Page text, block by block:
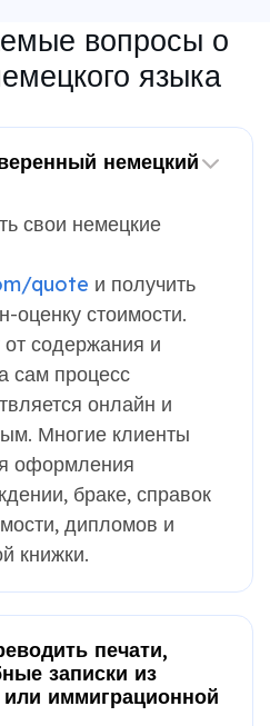
вопросы о
языка
немецкий
свои немецкие
quote и получить
оценку стоимости.
от содержания и
сам процесс
онлайн и
Многие клиенты
оформления
браке, справок
дипломов и
книжки.
печати,
записки из
иммиграционной